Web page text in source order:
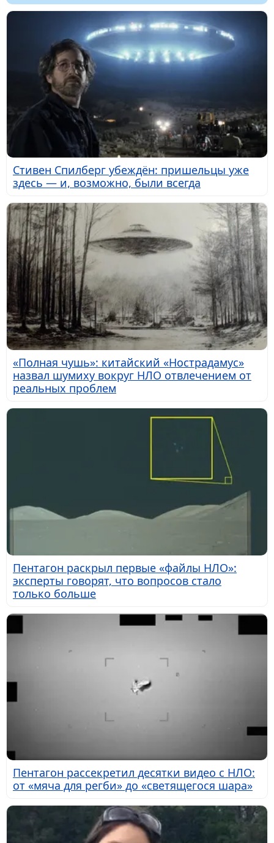
Стивен Спилберг убеждён: пришельцы уже
здесь — и, возможно, были всегда
«Полная чушь»: китайский «Нострадамус»
назвал шумиху вокруг НЛО отвлечением от
реальных проблем
Пентагон раскрыл первые «файлы НЛО»:
эксперты говорят, что вопросов стало
только больше
Пентагон рассекретил десятки видео с НЛО:
от «мяча для регби» до «светящегося шара»